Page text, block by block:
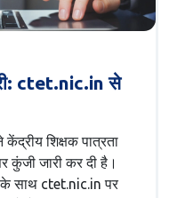
ctet.nic.in से
केंद्रीय शिक्षक पात्रता
कुंजी जारी कर दी है।
के साथ ctet.nic.in पर